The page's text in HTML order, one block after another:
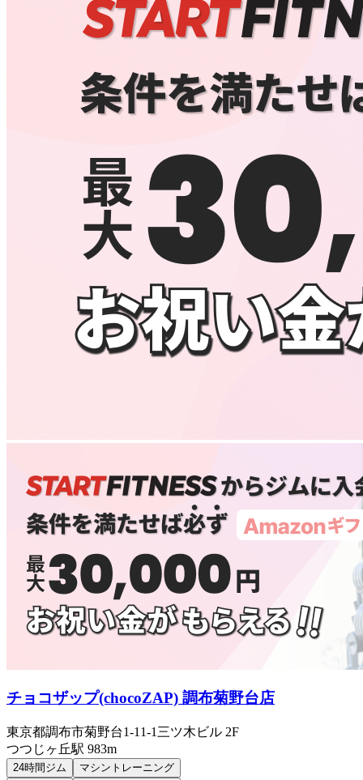
チョコザップ(chocoZAP) 調布菊野台店
東京都調布市菊野台1-11-1三ツ木ビル 2F
つつじヶ丘駅 983m
24時間ジム
マシントレーニング